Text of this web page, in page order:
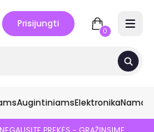
Prisijungti
0
AugintiniamsElektronikaNamai